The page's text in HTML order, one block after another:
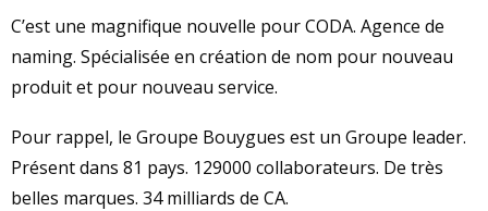
C’est une magnifique nouvelle pour CODA. Agence de
naming. Spécialisée en création de nom pour nouveau
produit et pour nouveau service.
Pour rappel, le Groupe Bouygues est un Groupe leader.
Présent dans 81 pays. 129000 collaborateurs. De très
belles marques. 34 milliards de CA.